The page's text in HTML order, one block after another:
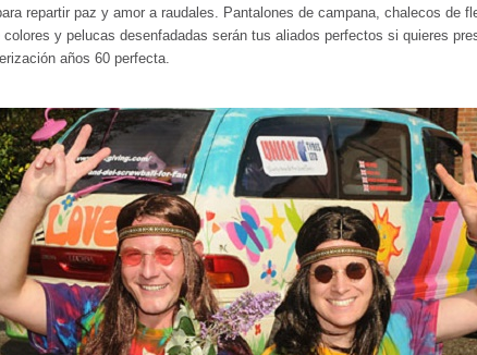
repartir paz y amor a raudales. Pantalones de campana, chalecos de
y pelucas desenfadadas serán tus aliados perfectos si quieres
años 60 perfecta.